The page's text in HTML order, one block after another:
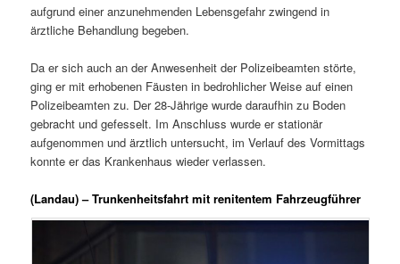
aufgrund einer anzunehmenden Lebensgefahr zwingend in
ärztliche Behandlung begeben.
Da er sich auch an der Anwesenheit der Polizeibeamten störte,
ging er mit erhobenen Fäusten in bedrohlicher Weise auf einen
Polizeibeamten zu. Der 28-Jährige wurde daraufhin zu Boden
gebracht und gefesselt. Im Anschluss wurde er stationär
aufgenommen und ärztlich untersucht, im Verlauf des Vormittags
konnte er das Krankenhaus wieder verlassen.
(Landau) – Trunkenheitsfahrt mit renitentem Fahrzeugführer